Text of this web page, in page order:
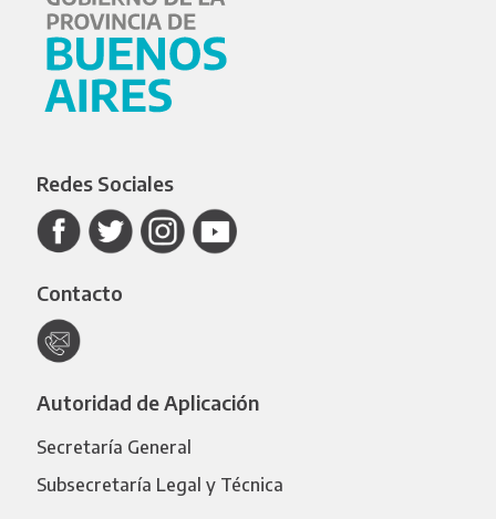
Redes Sociales
Contacto
Autoridad de Aplicación
Secretaría General
Subsecretaría Legal y Técnica